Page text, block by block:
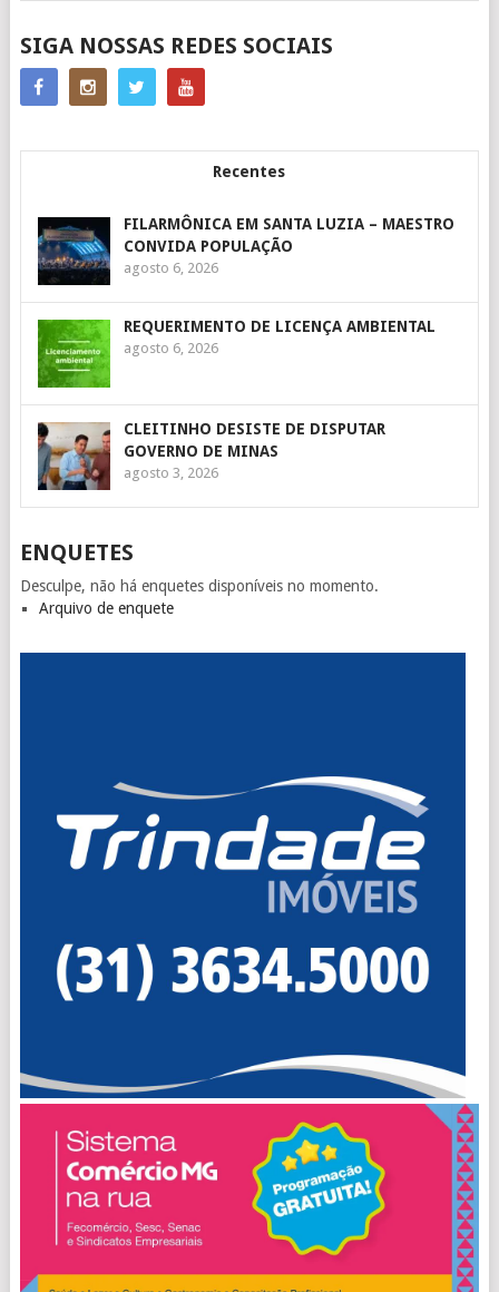
SIGA NOSSAS REDES SOCIAIS
Recentes
FILARMÔNICA EM SANTA LUZIA – MAESTRO
CONVIDA POPULAÇÃO
agosto 6, 2026
REQUERIMENTO DE LICENÇA AMBIENTAL
agosto 6, 2026
CLEITINHO DESISTE DE DISPUTAR
GOVERNO DE MINAS
agosto 3, 2026
ENQUETES
Desculpe, não há enquetes disponíveis no momento.
Arquivo de enquete